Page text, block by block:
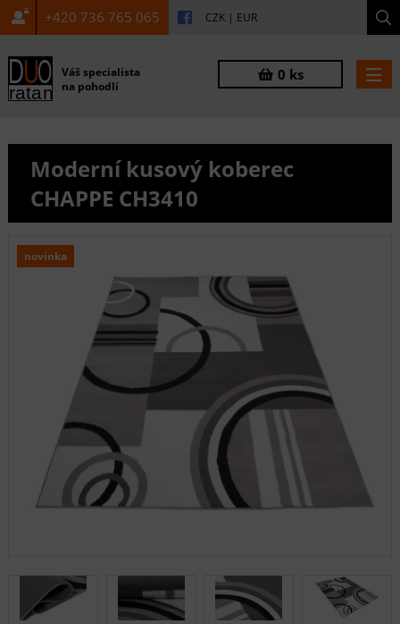
+420 736 765 065 CZK | EUR
Váš specialista
na pohodlí
0 ks
Moderní kusový koberec
CHAPPE CH3410
novinka